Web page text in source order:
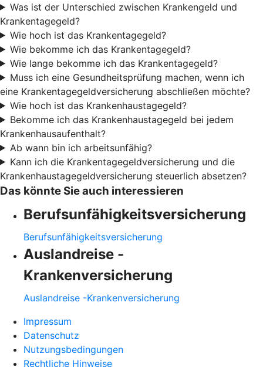
Was ist der Unterschied zwischen Krankengeld und
Krankentagegeld?
Wie hoch ist das Krankentagegeld?
Wie bekomme ich das Krankentagegeld?
Wie lange bekomme ich das Krankentagegeld?
Muss ich eine Gesundheitsprüfung machen, wenn ich
eine Krankentagegeldversicherung abschließen möchte?
Wie hoch ist das Krankenhaustagegeld?
Bekomme ich das Krankenhaustagegeld bei jedem
Krankenhausaufenthalt?
Ab wann bin ich arbeitsunfähig?
Kann ich die Krankentagegeldversicherung und die
Krankenhaustagegeldversicherung steuerlich absetzen?
Das könnte Sie auch interessieren
Berufsunfähigkeitsversicherung
Berufsunfähigkeitsversicherung
Auslandreise -
Krankenversicherung
Auslandreise -Krankenversicherung
Impressum
Datenschutz
Nutzungsbedingungen
Rechtliche Hinweise